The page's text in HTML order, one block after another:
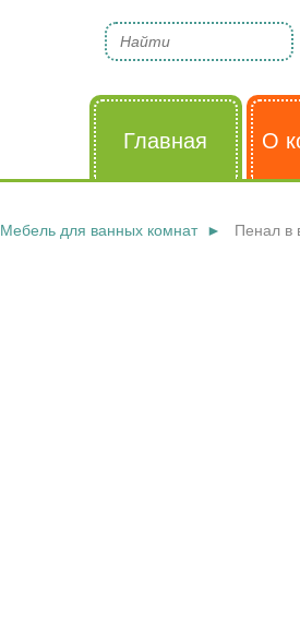
Главная О
Мебель для ванных комнат Пенал в